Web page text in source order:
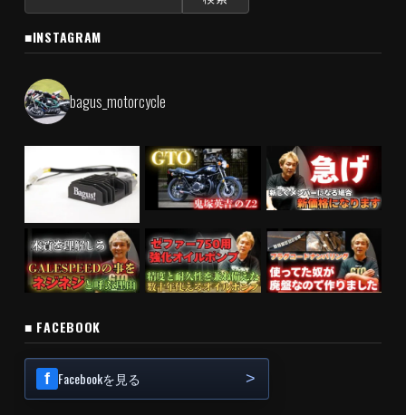
■INSTAGRAM
bagus_motorcycle
■ FACEBOOK
Facebookを見る